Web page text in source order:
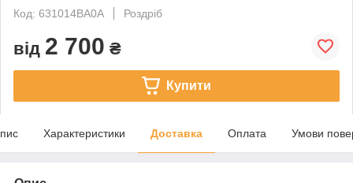
Код: 631014BA0A
Роздріб
від 2 700 ₴
Купити
Характеристики Доставка Оплата Умови